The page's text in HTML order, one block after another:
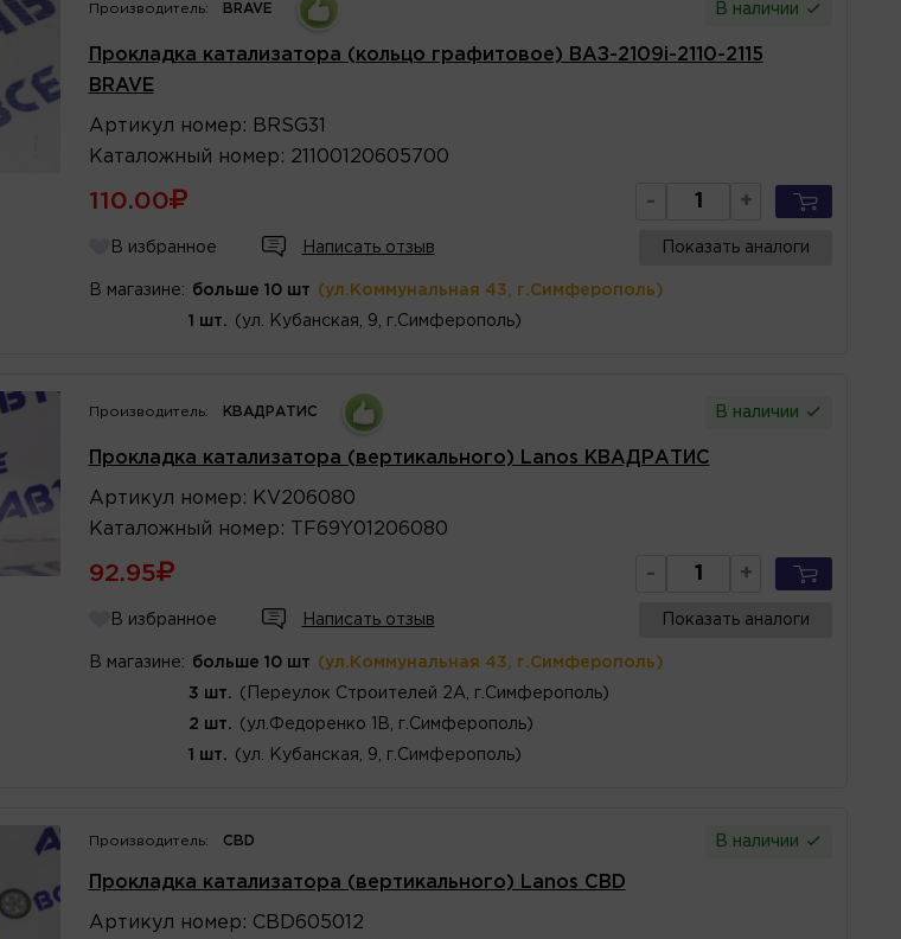
Производитель: BRAVE В наличии
Прокладка катализатора (кольцо графитовое) ВАЗ-2109i-2110-2115
BRAVE
Артикул номер : BRSG31
Каталожный номер : 21100120605700
110.00 - +
В избранное Написать отзыв Показать аналоги
В магазине: больше 10 шт (ул.Коммунальная 43, г.Симферополь)
1 шт. (ул. Кубанская, 9, г.Симферополь)
Производитель: КВАДРАТИС В наличии
Прокладка катализатора (вертикального) Lanos КВАДРАТИС
Артикул номер : KV206080
Каталожный номер : TF69Y01206080
92.95 - +
В избранное Написать отзыв Показать аналоги
В магазине: больше 10 шт (ул.Коммунальная 43, г.Симферополь)
3 шт. (Переулок Строителей 2А, г.Симферополь)
2 шт. (ул.Федоренко 1В, г.Симферополь)
1 шт. (ул. Кубанская, 9, г.Симферополь)
Производитель: CBD В наличии
Прокладка катализатора (вертикального) Lanos CBD
Артикул номер : CBD605012